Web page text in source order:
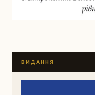
ВИДАННЯ